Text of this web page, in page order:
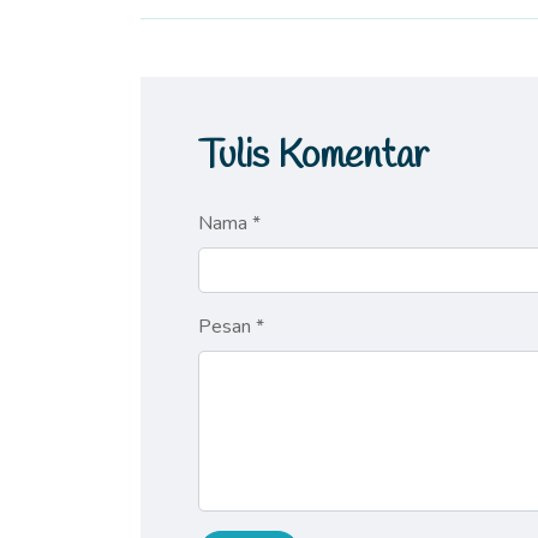
Tulis Komentar
Nama *
Pesan *